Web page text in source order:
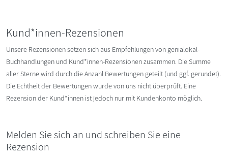
Kund*innen-Rezensionen
Unsere Rezensionen setzen sich aus Empfehlungen von genialokal-
Buchhandlungen und Kund*innen-Rezensionen zusammen. Die Summe
aller Sterne wird durch die Anzahl Bewertungen geteilt (und ggf. gerundet).
Die Echtheit der Bewertungen wurde von uns nicht überprüft. Eine
Rezension der Kund*innen ist jedoch nur mit Kundenkonto möglich.
Melden Sie sich an und schreiben Sie eine
Rezension